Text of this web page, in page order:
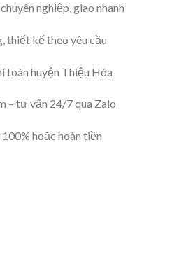
nghiệp, giao nhanh
thiết kế theo yêu cầu
toàn huyện Thiệu Hóa
– tư vấn 24/7 qua Zalo
hoặc hoàn tiền